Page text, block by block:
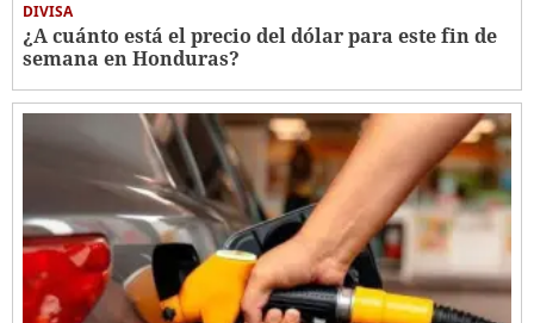
DIVISA
¿A cuánto está el precio del dólar para este fin de
semana en Honduras?